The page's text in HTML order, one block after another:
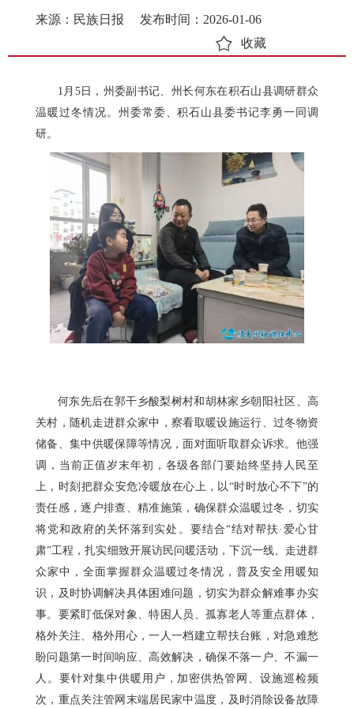
来源：民族日报
发布时间：2026-01-06
收藏
1月5日，州委副书记、州长何东在积石山县调研群众
温暖过冬情况。州委常委、积石山县委书记李勇一同调
研。
何东先后在郭干乡酸梨树村和胡林家乡朝阳社区、高
关村，随机走进群众家中，察看取暖设施运行、过冬物资
储备、集中供暖保障等情况，面对面听取群众诉求。他强
调，当前正值岁末年初，各级各部门要始终坚持人民至
上，时刻把群众安危冷暖放在心上，以“时时放心不下”的
责任感，逐户排查、精准施策，确保群众温暖过冬，切实
将党和政府的关怀落到实处。要结合“结对帮扶·爱心甘
肃”工程，扎实细致开展访民问暖活动，下沉一线、走进群
众家中，全面掌握群众温暖过冬情况，普及安全用暖知
识，及时协调解决具体困难问题，切实为群众解难事办实
事。要紧盯低保对象、特困人员、孤寡老人等重点群体，
格外关注、格外用心，一人一档建立帮扶台账，对急难愁
盼问题第一时间响应、高效解决，确保不落一户、不漏一
人。要针对集中供暖用户，加密供热管网、设施巡检频
次，重点关注管网末端居民家中温度，及时消除设备故障